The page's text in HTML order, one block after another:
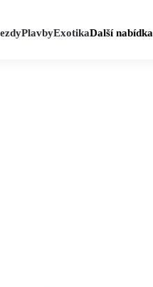
PlavbyExotikaDalší nabídka